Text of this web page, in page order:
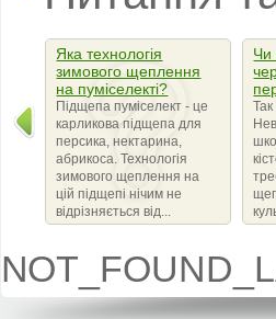
Яка технологія
зимового щеплення
на пуміселекті?
Підщепа пуміселект - це
карликова підщепа для
персика, нектарина,
абрикоса. Технологія
зимового щеплення на
цій підщепі нічим не
відрізняється від...
Чи